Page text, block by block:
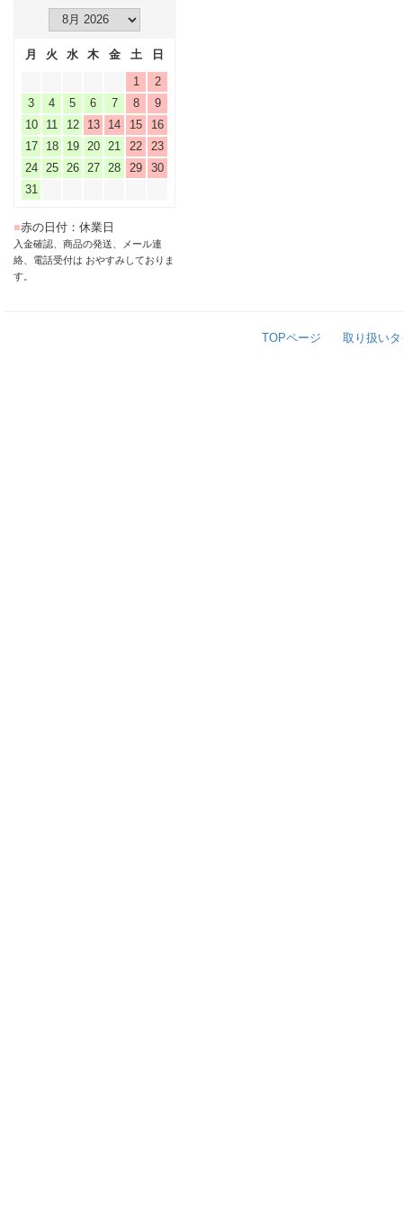
月 火 水 木 金 土
日
1
2
3
4 5 6 7 8
9
10
11 12 13 14 15
16
17
18 19 20 21 22
23
24
25 26 27 28 29
30
31
■赤の日付：休業日
入金確認、商品の発送、メール連
絡、電話受付は おやすみしておりま
す。
TOPページ 取り扱い